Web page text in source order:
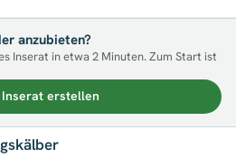
anzubieten?
Inserat in etwa 2 Minuten. Zum Start ist
erstellen